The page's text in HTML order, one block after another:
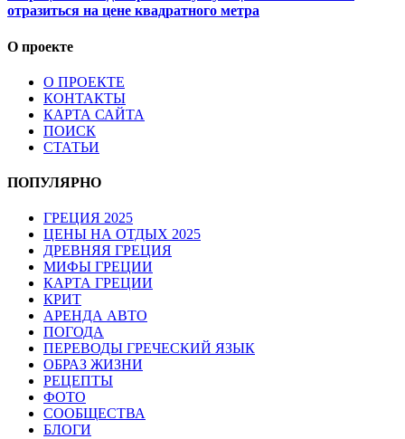
отразиться на цене квадратного метра
О проекте
О ПРОЕКТЕ
КОНТАКТЫ
КАРТА САЙТА
ПОИСК
СТАТЬИ
ПОПУЛЯРНО
ГРЕЦИЯ 2025
ЦЕНЫ НА ОТДЫХ 2025
ДРЕВНЯЯ ГРЕЦИЯ
МИФЫ ГРЕЦИИ
КАРТА ГРЕЦИИ
КРИТ
АРЕНДА АВТО
ПОГОДА
ПЕРЕВОДЫ ГРЕЧЕСКИЙ ЯЗЫК
ОБРАЗ ЖИЗНИ
РЕЦЕПТЫ
ФОТО
СООБЩЕСТВА
БЛОГИ